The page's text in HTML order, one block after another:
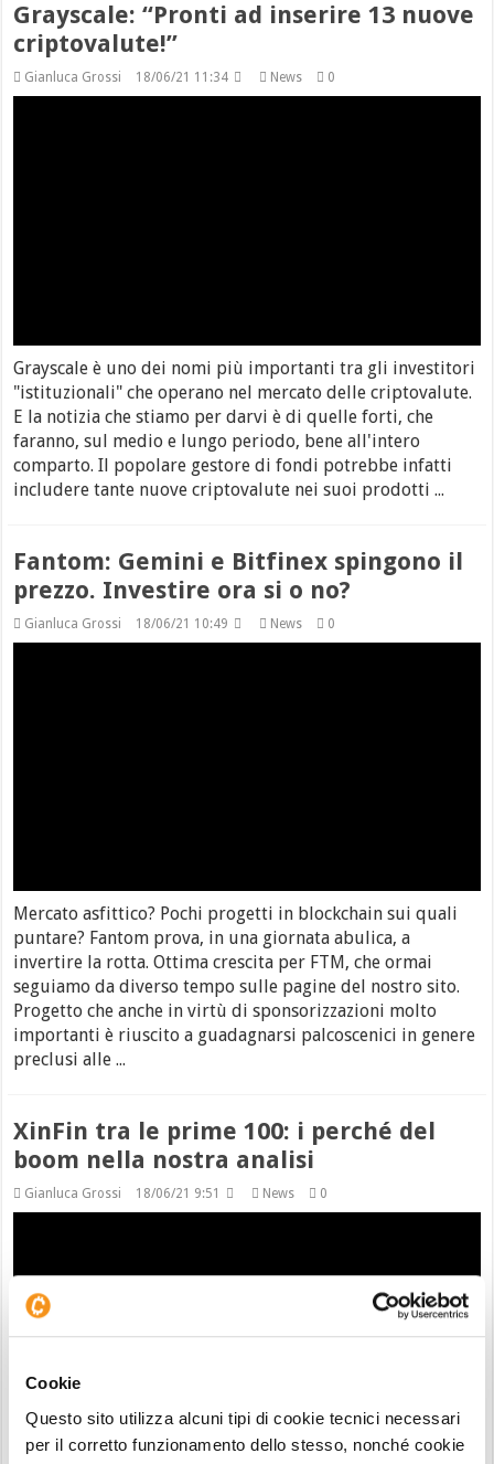
Cookie
Questo sito utilizza alcuni tipi di cookie tecnici necessari
per il corretto funzionamento dello stesso, nonché cookie
Grayscale: “Pronti ad inserire 13 nuove
criptovalute!”
Gianluca Grossi 18/06/21 11:34 News 0
Grayscale è uno dei nomi più importanti tra gli investitori
"istituzionali" che operano nel mercato delle criptovalute.
E la notizia che stiamo per darvi è di quelle forti, che
faranno, sul medio e lungo periodo, bene all'intero
comparto. Il popolare gestore di fondi potrebbe infatti
includere tante nuove criptovalute nei suoi prodotti ...
Fantom: Gemini e Bitfinex spingono il
prezzo. Investire ora si o no?
Gianluca Grossi 18/06/21 10:49 News 0
Mercato asfittico? Pochi progetti in blockchain sui quali
puntare? Fantom prova, in una giornata abulica, a
invertire la rotta. Ottima crescita per FTM, che ormai
seguiamo da diverso tempo sulle pagine del nostro sito.
Progetto che anche in virtù di sponsorizzazioni molto
importanti è riuscito a guadagnarsi palcoscenici in genere
preclusi alle ...
XinFin tra le prime 100: i perché del
boom nella nostra analisi
Gianluca Grossi 18/06/21 9:51 News 0